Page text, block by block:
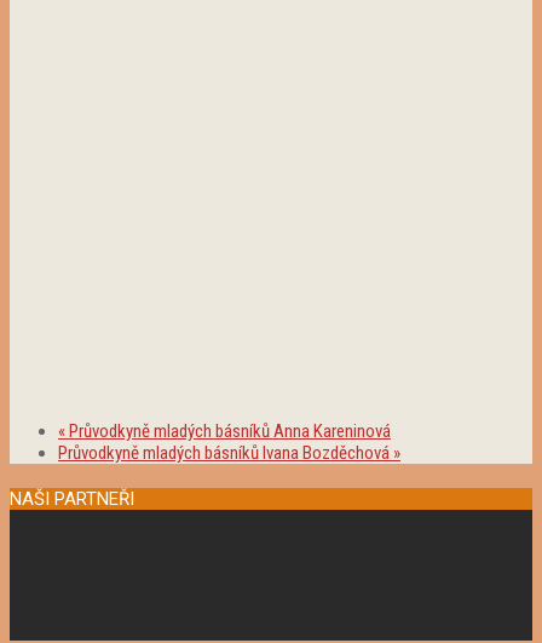
«Průvodkyně mladých básníků Anna Kareninová
Průvodkyně mladých básníků Ivana Bozděchová »
NAŠI PARTNEŘI